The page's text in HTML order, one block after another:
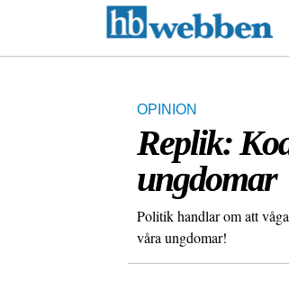
OPINION
Replik:
ungdomar
Politik handlar om att
våra ungdomar!